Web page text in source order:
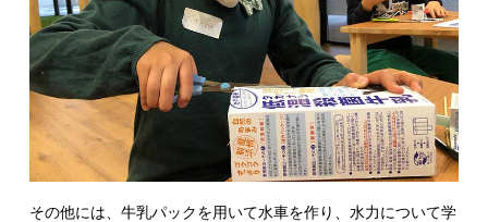
その他には、牛乳パックを用いて水車を作り、水力について学